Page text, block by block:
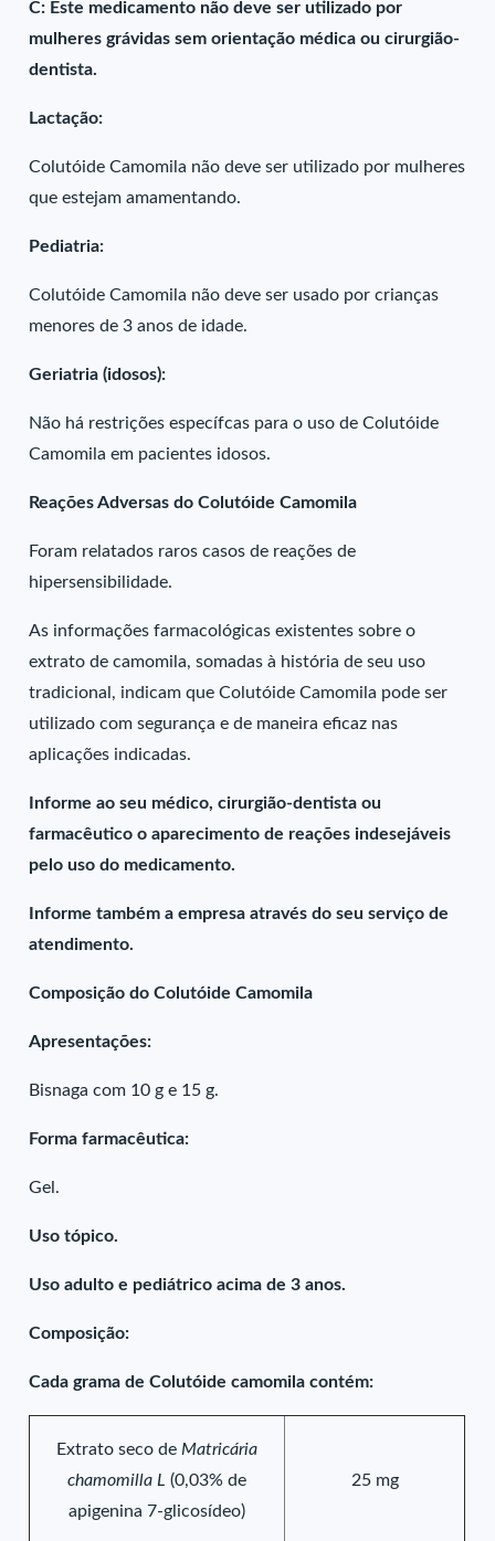
C: Este medicamento não deve ser utilizado por
mulheres grávidas sem orientação médica ou cirurgião-
dentista.
Lactação:
Colutóide Camomila não deve ser utilizado por mulheres
que estejam amamentando.
Pediatria:
Colutóide Camomila não deve ser usado por crianças
menores de 3 anos de idade.
Geriatria (idosos):
Não há restrições específcas para o uso de Colutóide
Camomila em pacientes idosos.
Reações Adversas do Colutóide Camomila
Foram relatados raros casos de reações de
hipersensibilidade.
As informações farmacológicas existentes sobre o
extrato de camomila, somadas à história de seu uso
tradicional, indicam que Colutóide Camomila pode ser
utilizado com segurança e de maneira eficaz nas
aplicações indicadas.
Informe ao seu médico, cirurgião-dentista ou
farmacêutico o aparecimento de reações indesejáveis
pelo uso do medicamento.
Informe também a empresa através do seu serviço de
atendimento.
Composição do Colutóide Camomila
Apresentações:
Bisnaga com 10 g e 15 g.
Forma farmacêutica:
Gel.
Uso tópico.
Uso adulto e pediátrico acima de 3 anos.
Composição:
Cada grama de Colutóide camomila contém:
Extrato seco de Matricária
chamomilla L (0,03% de
apigenina 7-glicosídeo)
25 mg